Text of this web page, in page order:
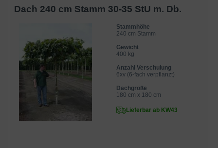
Dach 240 cm Stamm 30-35 StU m. Db.
Stammhöhe
240 cm Stamm
Gewicht
400 kg
Anzahl Verschulung
6xv (6-fach verpflanzt)
Dachgröße
180 cm x 180 cm
Lieferbar ab KW43